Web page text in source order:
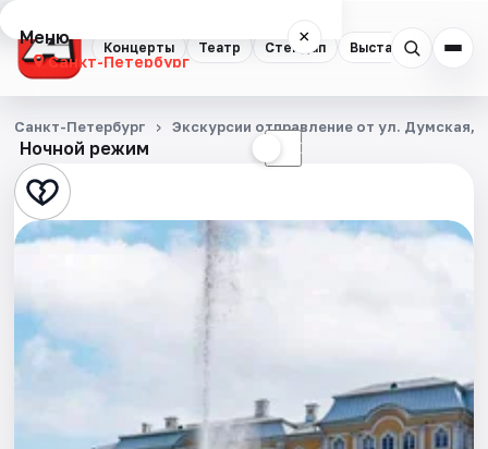
Концерты Театр Стендап Выставки
Меню ×
Санкт-Петербург
Концерты
Театр
Стендап
Квесты
Экскурсии
Ночной режим ☾
Санкт-Петербург Экскурсии отправление от ул. Думская,